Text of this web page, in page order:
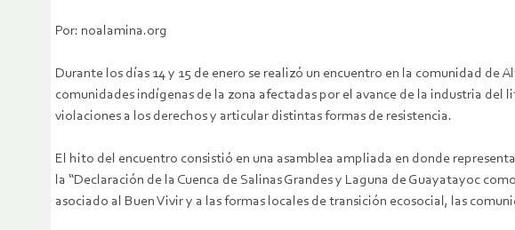
Por: noalamina.org
Durante los días 14 y 15 de enero se realizó un encuentro en la comunidad de
comunidades indígenas de la zona afectadas por el avance de la industria
violaciones a los derechos y articular distintas formas de resistencia.
El hito del encuentro consistió en una asamblea ampliada en donde
la “Declaración de la Cuenca de Salinas Grandes y Laguna de Guayatayoc
asociado al Buen Vivir y a las formas locales de transición ecosocial, las